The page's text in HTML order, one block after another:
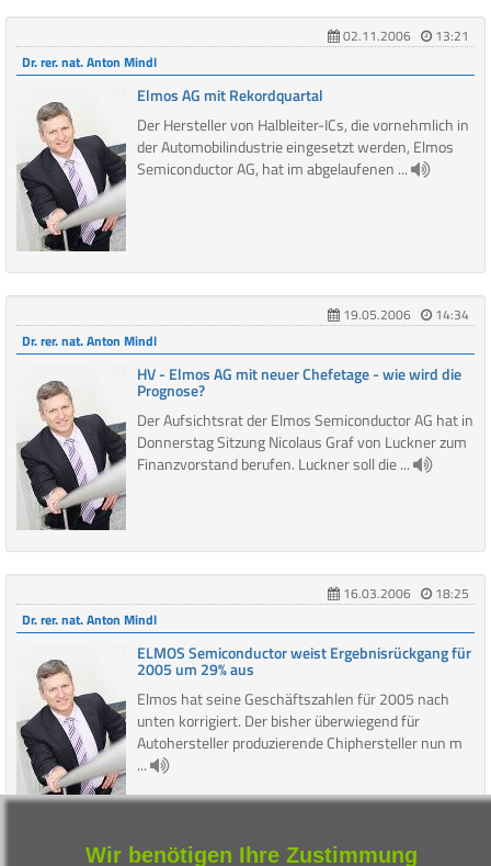
02.11.2006
13:21
Dr. rer. nat. Anton Mindl
Elmos AG mit Rekordquartal
Der Hersteller von Halbleiter-ICs, die vornehmlich in
der Automobilindustrie eingesetzt werden, Elmos
Semiconductor AG, hat im abgelaufenen ...
19.05.2006
14:34
Dr. rer. nat. Anton Mindl
HV - Elmos AG mit neuer Chefetage - wie wird die
Prognose?
Der Aufsichtsrat der Elmos Semiconductor AG hat in
Donnerstag Sitzung Nicolaus Graf von Luckner zum
Finanzvorstand berufen. Luckner soll die ...
16.03.2006
18:25
Dr. rer. nat. Anton Mindl
ELMOS Semiconductor weist Ergebnisrückgang für
2005 um 29% aus
Elmos hat seine Geschäftszahlen für 2005 nach
unten korrigiert. Der bisher überwiegend für
Autohersteller produzierende Chiphersteller nun m
...
Wir benötigen Ihre Zustimmung